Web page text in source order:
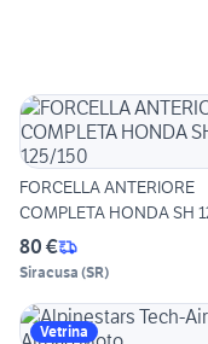
FORCELLA ANTERIORE
COMPLETA HONDA SH
80 €
Siracusa (SR)
Vetrina